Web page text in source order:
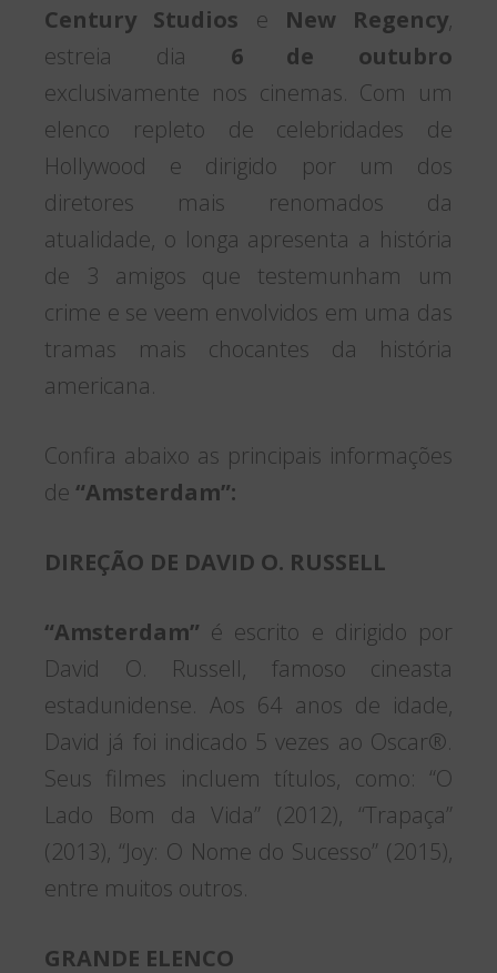
Century Studios e New Regency,
estreia dia 6 de outubro
exclusivamente nos cinemas. Com um
elenco repleto de celebridades de
Hollywood e dirigido por um dos
diretores mais renomados da
atualidade, o longa apresenta a história
de 3 amigos que testemunham um
crime e se veem envolvidos em uma das
tramas mais chocantes da história
americana.
Confira abaixo as principais informações
de “Amsterdam”:
DIREÇÃO DE DAVID O. RUSSELL
“Amsterdam” é escrito e dirigido por
David O. Russell, famoso cineasta
estadunidense. Aos 64 anos de idade,
David já foi indicado 5 vezes ao Oscar®.
Seus filmes incluem títulos, como: “O
Lado Bom da Vida” (2012), “Trapaça”
(2013), “Joy: O Nome do Sucesso” (2015),
entre muitos outros.
GRANDE ELENCO